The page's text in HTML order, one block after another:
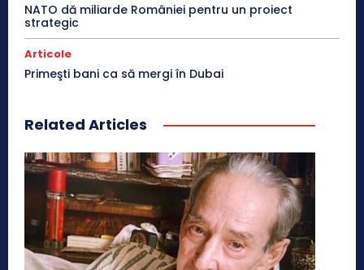
NATO dă miliarde României pentru un proiect
strategic
Articole
Primeşti bani ca să mergi în Dubai
Related Articles